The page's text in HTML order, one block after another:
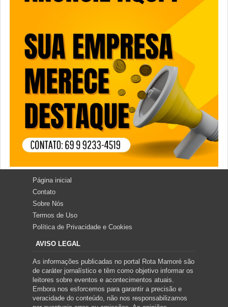
Página inicial
Contato
Sobre Nós
Termos de Uso
Política de Privacidade e Cookies
AVISO LEGAL
As informações publicadas no portal Rota Mamoré são
de caráter jornalístico e têm como objetivo informar os
leitores sobre eventos e acontecimentos atuais.
Embora nos esforcemos para garantir a precisão e
veracidade do conteúdo, não nos responsabilizamos